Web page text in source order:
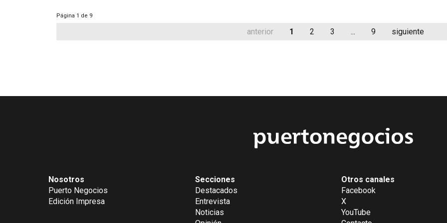
Página 1 de 9
anterior 1 2 3 ... 9 siguiente
Nosotros
Puerto Negocios
Edición Impresa
Secciones
Destacados
Entrevista
Noticias
Otros canales
Facebook
X
YouTube